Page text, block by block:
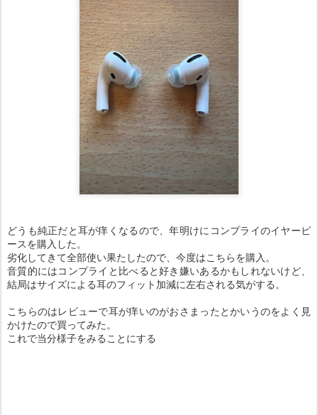
どうも純正だと耳が痒くなるので、年明けにコンプライのイヤーピ
ースを購入した。
劣化してきて全部使い果たしたので、今度はこちらを購入。
音質的にはコンプライと比べると好き嫌いあるかもしれないけど、
結局はサイズによる耳のフィット加減に左右される気がする。
こちらのはレビューで耳が痒いのがおさまったとかいうのをよく見
かけたので買ってみた。
これで当分様子をみることにする